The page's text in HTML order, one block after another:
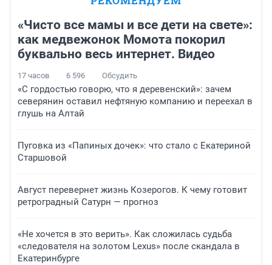
«Чисто все мамы и все дети на свете»:
как медвежонок Момота покорил
буквально весь интернет. Видео
17 часов 6 596 Обсудить
«С гордостью говорю, что я деревенский»: зачем
северянин оставил нефтяную компанию и переехал в
глушь на Алтай
Пуговка из «Папиных дочек»: что стало с Екатериной
Старшовой
Август перевернет жизнь Козерогов. К чему готовит
ретроградный Сатурн — прогноз
«Не хочется в это верить». Как сложилась судьба
«следователя на золотом Lexus» после скандала в
Екатеринбурге